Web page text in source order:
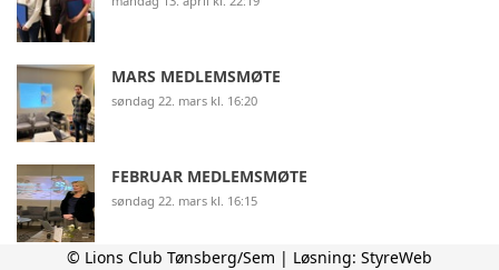
MARS MEDLEMSMØTE
søndag 22. mars kl. 16:20
FEBRUAR MEDLEMSMØTE
søndag 22. mars kl. 16:15
© Lions Club Tønsberg/Sem | Løsning: StyreWeb